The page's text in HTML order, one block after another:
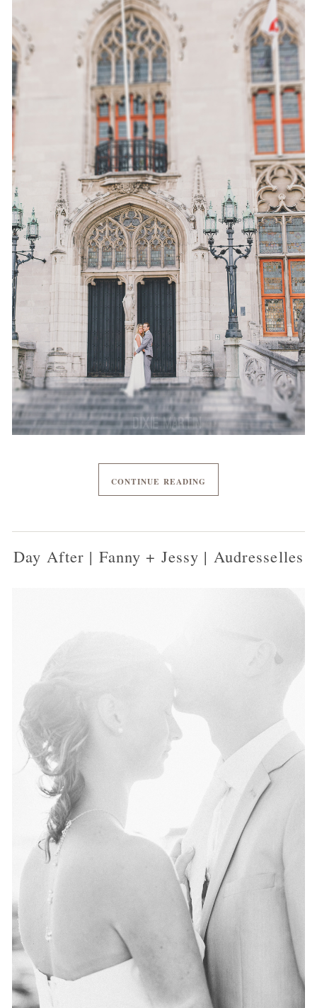
CONTINUE READING
Day After | Fanny + Jessy | Audresselles